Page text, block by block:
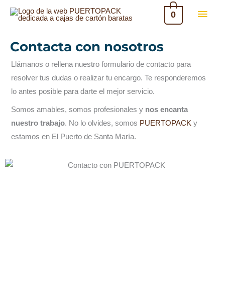
0
RESPONDEMOS DE INMEDIATO
Contacta con nosotros
Llámanos o rellena nuestro formulario de contacto para
resolver tus dudas o realizar tu encargo. Te responderemos
lo antes posible para darte el mejor servicio.
Somos amables, somos profesionales y nos encanta
nuestro trabajo. No lo olvides, somos PUERTOPACK y
estamos en El Puerto de Santa María.